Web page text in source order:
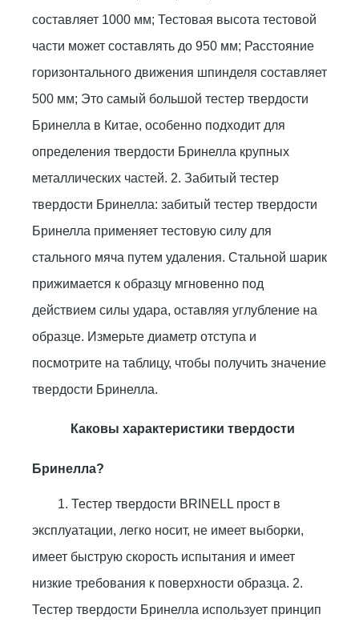
составляет 1000 мм; Тестовая высота тестовой
части может составлять до 950 мм; Расстояние
горизонтального движения шпинделя составляет
500 мм; Это самый большой тестер твердости
Бринелла в Китае, особенно подходит для
определения твердости Бринелла крупных
металлических частей. 2. Забитый тестер
твердости Бринелла: забитый тестер твердости
Бринелла применяет тестовую силу для
стального мяча путем удаления. Стальной шарик
прижимается к образцу мгновенно под
действием силы удара, оставляя углубление на
образце. Измерьте диаметр отступа и
посмотрите на таблицу, чтобы получить значение
твердости Бринелла.
Каковы характеристики твердости
Бринелла?
1. Тестер твердости BRINELL прост в
эксплуатации, легко носит, не имеет выборки,
имеет быструю скорость испытания и имеет
низкие требования к поверхности образца. 2.
Тестер твердости Бринелла использует принцип